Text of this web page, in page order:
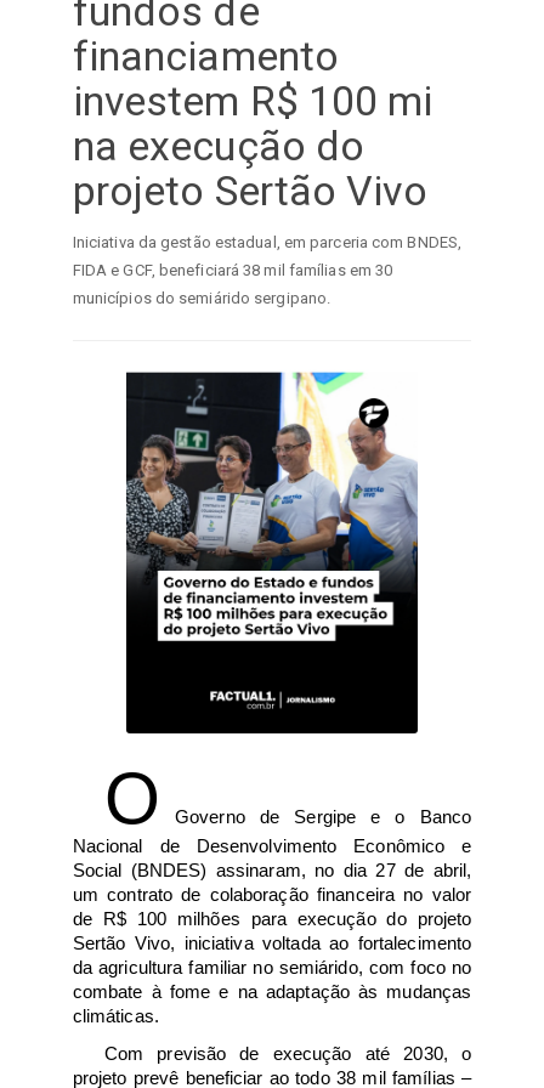
fundos de
financiamento
investem R$ 100 mi
na execução do
projeto Sertão Vivo
Iniciativa da gestão estadual, em parceria com BNDES,
FIDA e GCF, beneficiará 38 mil famílias em 30
municípios do semiárido sergipano.
O
Governo de Sergipe e o Banco
Nacional de Desenvolvimento Econômico e
Social (BNDES) assinaram, no dia 27 de abril,
um contrato de colaboração financeira no valor
de R$ 100 milhões para execução do projeto
Sertão Vivo, iniciativa voltada ao fortalecimento
da agricultura familiar no semiárido, com foco no
combate à fome e na adaptação às mudanças
climáticas.
Com previsão de execução até 2030, o
projeto prevê beneficiar ao todo 38 mil famílias –